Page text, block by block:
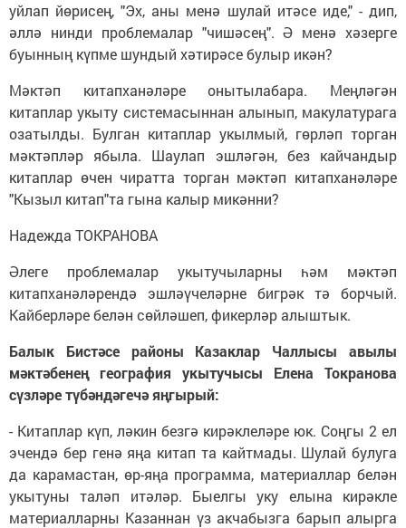
уйлап йөрисең, "Эх, аны менә шулай итәсе иде," - дип,
әллә нинди проблемалар "чишәсең". Ә менә хәзерге
буынның күпме шундый хәтирәсе булыр икән?
Мәктәп китапханәләре онытылабара. Меңләгән
китаплар укыту системасыннан алынып, макулатурага
озатылды. Булган китаплар укылмый, гөрләп торган
мәктәпләр ябыла. Шаулап эшләгән, без кайчандыр
китаплар өчен чиратта торган мәктәп китапханәләре
"Кызыл китап"та гына калыр микәнни?
Надежда ТОКРАНОВА
Әлеге проблемалар укытучыларны һәм мәктәп
китапханәләрендә эшләүчеләрне бигрәк тә борчый.
Кайберләре белән сөйләшеп, фикерләр алыштык.
Балык Бистәсе районы Казаклар Чаллысы авылы
мәктәбенең география укытучысы Елена Токранова
сүзләре түбәндәгечә яңгырый:
- Китаплар күп, ләкин безгә кирәклеләре юк. Соңгы 2 ел
эчендә бер генә яңа китап та кайтмады. Шулай булуга
да карамастан, өр-яңа программа, материаллар белән
укытуны таләп итәләр. Быелгы уку елына кирәкле
материалларны Казаннан үз акчабызга барып алырга